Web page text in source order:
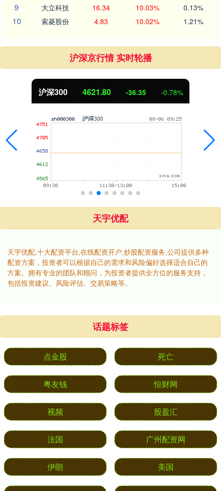
9 大立科技 16.34 10.03% 0.13%
10 索菱股份 4.83 10.02% 1.21%
沪深京行情 实时轮播
沪深300 4621.80 -36.35 -0.78%
天宇优配
天宇优配,十大配资平台,在线配资开户,炒股配资服务,公司提供多种
配资方案，投资者可以根据自己的需求和风险偏好选择适合自己的
方案。拥有专业的团队和顾问，为投资者提供全方位的服务支持，
包括投资建议、风险评估、交易策略等。
话题标签
点金股 死亡
粤友钱 恒财网
视频 股盈汇
法国 广州配资网
伊朗 美国